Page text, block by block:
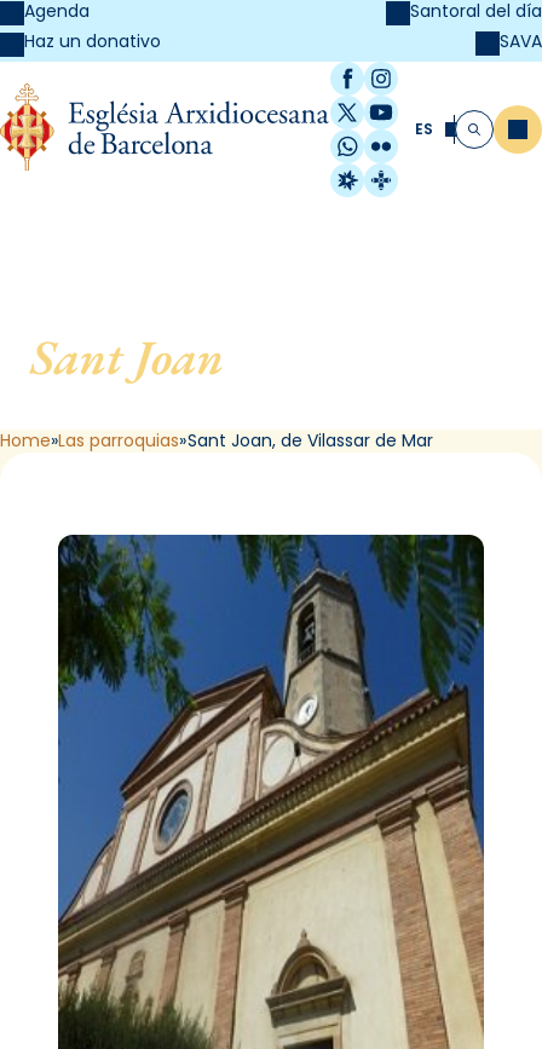
Agenda
Haz un donativo
Santoral del día
SAVA
Facebook
Instagram
X / Twitter
YouTube
WhatsApp
Flickr
Radio Estel
Catalunya
ES Buscar
Sant Joan
Home Las parroquias Sant Joan, de Vilassar de Mar